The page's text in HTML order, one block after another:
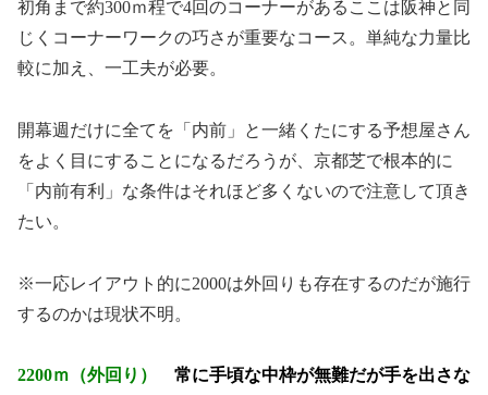
初角まで約300ｍ程で4回のコーナーがあるここは阪神と同
じくコーナーワークの巧さが重要なコース。単純な力量比
較に加え、一工夫が必要。
開幕週だけに全てを「内前」と一緒くたにする予想屋さん
をよく目にすることになるだろうが、京都芝で根本的に
「内前有利」な条件はそれほど多くないので注意して頂き
たい。
※一応レイアウト的に2000は外回りも存在するのだが施行
するのかは現状不明。
2200ｍ（外回り） 常に手頃な中枠が無難だが手を出さな